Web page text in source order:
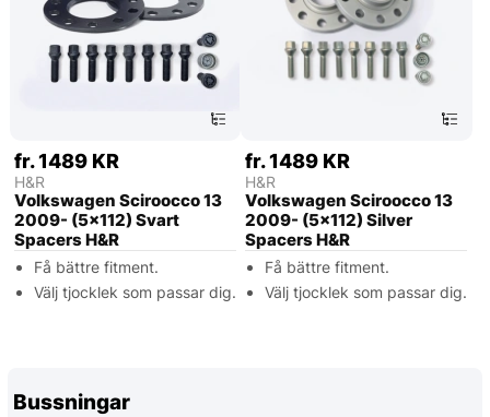
fr. 1489 KR
H&R
Volkswagen Sciroocco 13
2009- (5x112) Svart
Spacers H&R
Få bättre fitment.
Välj tjocklek som passar dig.
fr. 1489 KR
H&R
Volkswagen Sciroocco 13
2009- (5x112) Silver
Spacers H&R
Få bättre fitment.
Välj tjocklek som passar dig.
Bussningar